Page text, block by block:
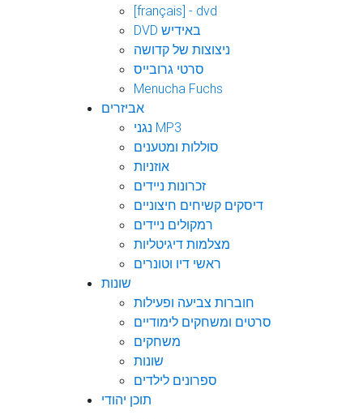
[français] - dvd
DVD באידיש
ניצוצות של קדושה
סרטי גרובייס
Menucha Fuchs
אביזרים
נגני MP3
סוללות ומטענים
אוזניות
זכרונות ניידים
דיסקים קשיחים חיצוניים
רמקולים ניידים
מצלמות דיגיטליות
ראשי דיו וטונרים
שונות
חוברות צביעה ופעילות
סרטים ומשחקים לימודיים
משחקים
שונות
ספרונים לילדים
תוכן יהודי